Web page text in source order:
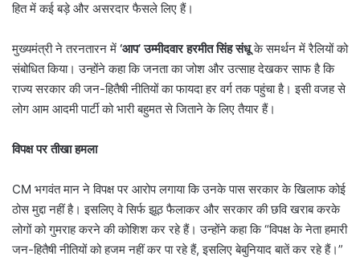
हित में कई बड़े और असरदार फैसले लिए हैं।
मुख्यमंत्री ने तरनतारन में ‘आप’उम्मीदवार हरमीत सिंह संधूके समर्थन में रैलियों को
संबोधित किया। उन्होंने कहा कि जनता का जोश और उत्साह देखकर साफ है कि
राज्य सरकार की जन-हितैषी नीतियों का फायदा हर वर्ग तक पहुंचा है। इसी वजह से
लोग आम आदमी पार्टी को भारी बहुमत से जिताने के लिए तैयार हैं।
विपक्ष पर तीखा हमला
CM भगवंत मान ने विपक्ष पर आरोप लगाया कि उनके पास सरकार के खिलाफ कोई
ठोस मुद्दा नहीं है। इसलिए वे सिर्फ झूठ फैलाकर और सरकार की छवि खराब करके
लोगों को गुमराह करने की कोशिश कर रहे हैं। उन्होंने कहा कि “विपक्ष के नेता हमारी
जन-हितैषी नीतियों को हजम नहीं कर पा रहे हैं, इसलिए बेबुनियाद बातें कर रहे हैं।”